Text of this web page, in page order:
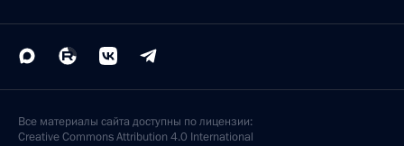
Все материалы сайта доступны по лицензии:
Creative Commons Attribution 4.0 International